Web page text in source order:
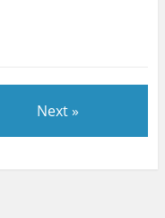
Next »